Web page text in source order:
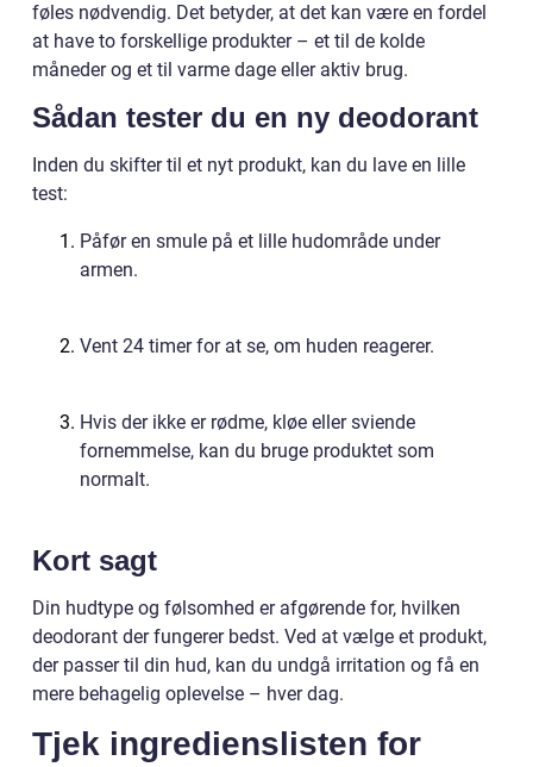
føles nødvendig. Det betyder, at det kan være en fordel
at have to forskellige produkter – et til de kolde
måneder og et til varme dage eller aktiv brug.
Sådan tester du en ny deodorant
Inden du skifter til et nyt produkt, kan du lave en lille
test:
Påfør en smule på et lille hudområde under
armen.
Vent 24 timer for at se, om huden reagerer.
Hvis der ikke er rødme, kløe eller sviende
fornemmelse, kan du bruge produktet som
normalt.
Kort sagt
Din hudtype og følsomhed er afgørende for, hvilken
deodorant der fungerer bedst. Ved at vælge et produkt,
der passer til din hud, kan du undgå irritation og få en
mere behagelig oplevelse – hver dag.
Tjek ingredienslisten for